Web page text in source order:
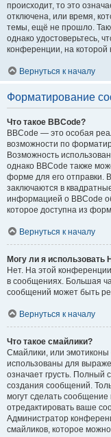
происходит, то это
отключена, или время,
темы, ещё не прошло.
однако удостоверьтесь,
конференции, на которой
Вернуться к началу
Форматирование
Что такое BBCode?
BBCode — это особая
возможности по
Возможность
однако BBCode также
форме для его отправки.
заключаются в
информацией о BBCode
которое доступна из
Вернуться к началу
Могу ли я использовать
Нет. На этой
в сообщениях. Большая
сообщений может быть
Вернуться к началу
Что такое смайлики?
Смайлики, или эмотиконы
использованы для
означает грусть. Полный
создания сообщений.
могут сделать
отредактировать ваше
Администратор
смайликов, которое